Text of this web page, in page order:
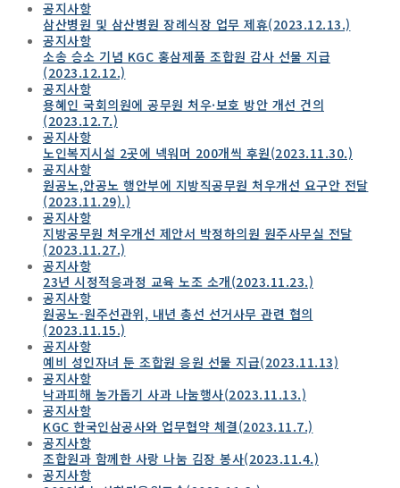
공지사항
삼산병원 및 삼산병원 장례식장 업무 제휴(2023.12.13.)
공지사항
소송 승소 기념 KGC 홍삼제품 조합원 감사 선물 지급
(2023.12.12.)
공지사항
용혜인 국회의원에 공무원 처우·보호 방안 개선 건의
(2023.12.7.)
공지사항
노인복지시설 2곳에 넥워머 200개씩 후원(2023.11.30.)
공지사항
원공노,안공노 행안부에 지방직공무원 처우개선 요구안 전달
(2023.11.29).)
공지사항
지방공무원 처우개선 제안서 박정하의원 원주사무실 전달
(2023.11.27.)
공지사항
23년 시정적응과정 교육 노조 소개(2023.11.23.)
공지사항
원공노-원주선관위, 내년 총선 선거사무 관련 협의
(2023.11.15.)
공지사항
예비 성인자녀 둔 조합원 응원 선물 지급(2023.11.13)
공지사항
낙과피해 농가돕기 사과 나눔행사(2023.11.13.)
공지사항
KGC 한국인삼공사와 업무협약 체결(2023.11.7.)
공지사항
조합원과 함께한 사랑 나눔 김장 봉사(2023.11.4.)
공지사항